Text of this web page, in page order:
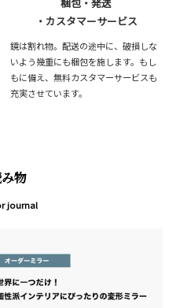
梱包・発送
・カスタマーサービス
鏡は割れ物。配送の途中に、破損しな
いよう幾重にも梱包を施します。もし
もに備え、無料カスタマーサービスも
充実させています。
物
journal